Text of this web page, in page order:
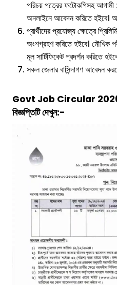
পরিচয় পত্রের ফটোকপিসহ
অনলাইনে আবেদন করিতে হইবে।
প্রার্থীদের প্রযোজ্য ক্ষেত্রে
অংশগ্রহণ করিতে হইবে। মৌখিক
মূল সার্টিফিকেট প্রদর্শন করিতে
সকল জেলার বাসিন্দাগণ আবেদন
Govt Job Circular
বিজ্ঞপ্তিটি দেখুন:-